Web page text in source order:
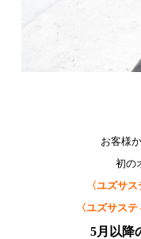
お客様
初の
〈ユズサ
〈ユズサス
5月以降